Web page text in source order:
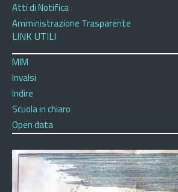
Atti di Notifica
Amministrazione Trasparente
LINK UTILI
MIM
Invalsi
Indire
Scuola in chiaro
Open data